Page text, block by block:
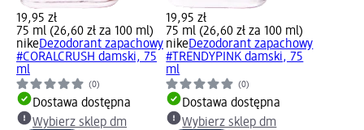
19,95 zł
75 ml (26,60 zł za 100 ml)
nikeDezodorant zapachowy
#CORALCRUSH damski, 75
ml
(0)
Dostawa dostępna
Wybierz sklep dm
19,95 zł
75 ml (26,60 zł za 100 ml)
nikeDezodorant zapachowy
#TRENDYPINK damski, 75
ml
(0)
Dostawa dostępna
Wybierz sklep dm